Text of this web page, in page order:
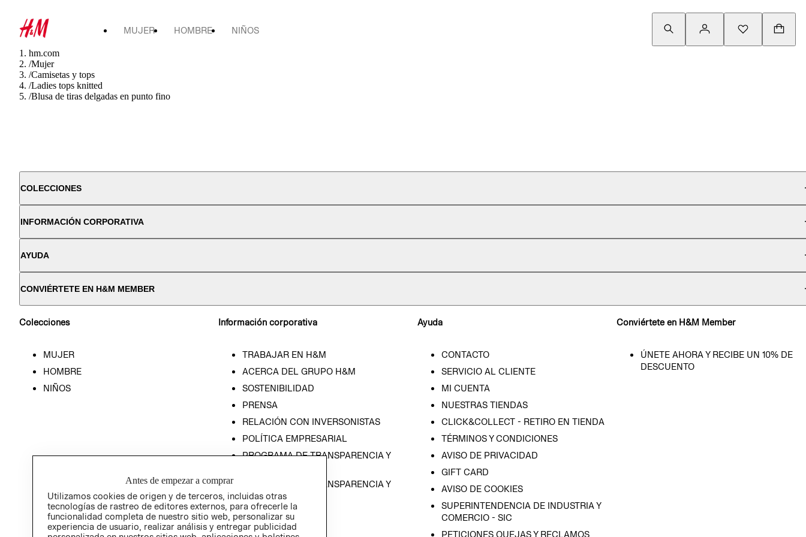
MUJER HOMBRE NIÑOS
hm.com
/Mujer
/Camisetas y tops
/Ladies tops knitted
/Blusa de tiras delgadas en punto fino
COLECCIONES
INFORMACIÓN CORPORATIVA
AYUDA
CONVIÉRTETE EN H&M MEMBER
Colecciones
MUJER
HOMBRE
NIÑOS
Información corporativa
TRABAJAR EN H&M
ACERCA DEL GRUPO H&M
SOSTENIBILIDAD
PRENSA
RELACIÓN CON INVERSONISTAS
POLÍTICA EMPRESARIAL
PROGRAMA DE TRANSPARENCIA Y
PROGRAMA DE TRANSPARENCIA Y
ÉTICA (INGLÉS)
Ayuda
CONTACTO
SERVICIO AL CLIENTE
MI CUENTA
NUESTRAS TIENDAS
CLICK&COLLECT - RETIRO EN TIENDA
TÉRMINOS Y CONDICIONES
AVISO DE PRIVACIDAD
GIFT CARD
AVISO DE COOKIES
SUPERINTENDENCIA DE INDUSTRIA Y
COMERCIO - SIC
PETICIONES QUEJAS Y RECLAMOS
Conviértete en H&M Member
ÚNETE AHORA Y RECIBE UN 10% DE
DESCUENTO
Antes de empezar a comprar
Utilizamos cookies de origen y de terceros, incluidas otras
tecnologías de rastreo de editores externos, para ofrecerle la
funcionalidad completa de nuestro sitio web, personalizar su
experiencia de usuario, realizar análisis y entregar publicidad